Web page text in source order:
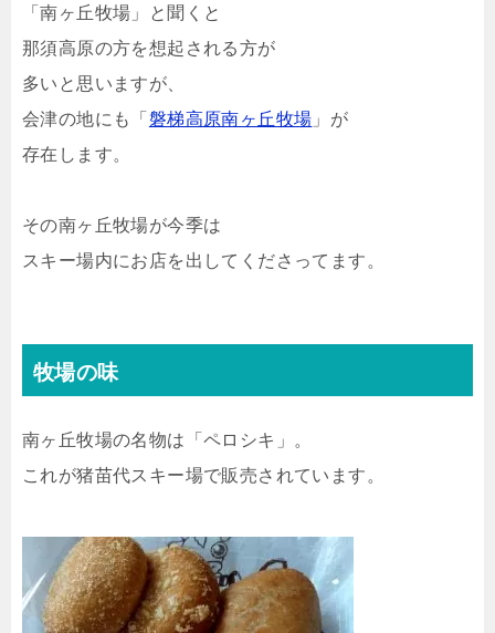
「南ヶ丘牧場」と聞くと
那須高原の方を想起される方が
多いと思いますが、
会津の地にも「磐梯高原南ヶ丘牧場 」が
存在します。
その南ヶ丘牧場が今季は
スキー場内にお店を出してくださってます。
牧場の味
南ヶ丘牧場の名物は「ペロシキ」。
これが猪苗代スキー場で販売されています。